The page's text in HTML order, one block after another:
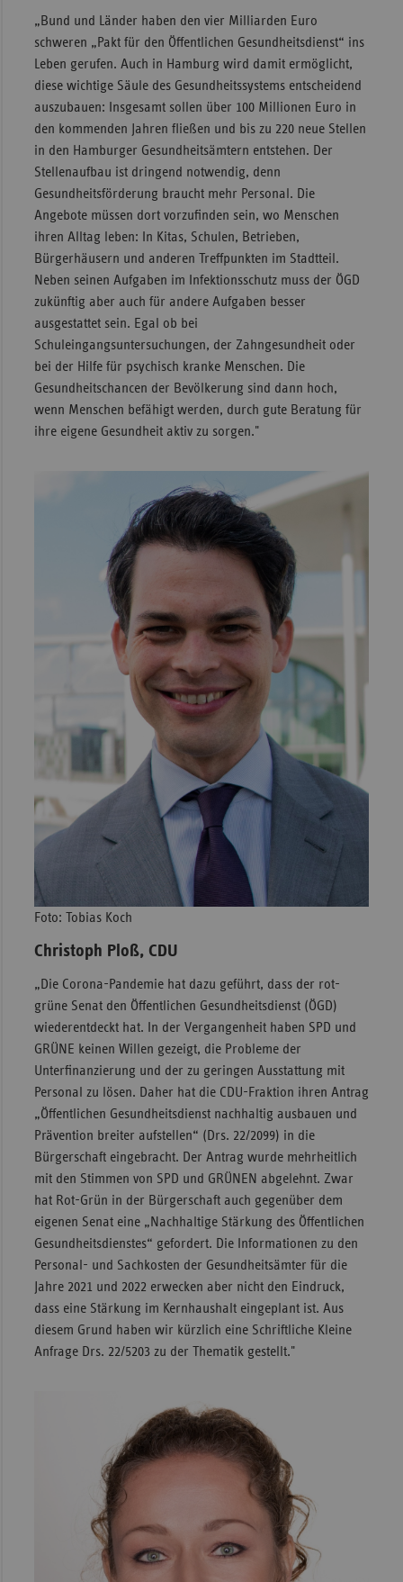
„Bund und Länder haben den vier Milliarden Euro
schweren „Pakt für den Öffentlichen Gesundheitsdienst“ ins
Leben gerufen. Auch in Hamburg wird damit ermöglicht,
diese wichtige Säule des Gesundheitssystems entscheidend
auszubauen: Insgesamt sollen über 100 Millionen Euro in
den kommenden Jahren fließen und bis zu 220 neue Stellen
in den Hamburger Gesundheitsämtern entstehen. Der
Stellenaufbau ist dringend notwendig, denn
Gesundheitsförderung braucht mehr Personal. Die
Angebote müssen dort vorzufinden sein, wo Menschen
ihren Alltag leben: In Kitas, Schulen, Betrieben,
Bürgerhäusern und anderen Treffpunkten im Stadtteil.
Neben seinen Aufgaben im Infektionsschutz muss der ÖGD
zukünftig aber auch für andere Aufgaben besser
ausgestattet sein. Egal ob bei
Schuleingangsuntersuchungen, der Zahngesundheit oder
bei der Hilfe für psychisch kranke Menschen. Die
Gesundheitschancen der Bevölkerung sind dann hoch,
wenn Menschen befähigt werden, durch gute Beratung für
ihre eigene Gesundheit aktiv zu sorgen."
Foto: Tobias Koch
Christoph Ploß, CDU
„Die Corona-Pandemie hat dazu geführt, dass der rot-
grüne Senat den Öffentlichen Gesundheitsdienst (ÖGD)
wiederentdeckt hat. In der Vergangenheit haben SPD und
GRÜNE keinen Willen gezeigt, die Probleme der
Unterfinanzierung und der zu geringen Ausstattung mit
Personal zu lösen. Daher hat die CDU-Fraktion ihren Antrag
„Öffentlichen Gesundheitsdienst nachhaltig ausbauen und
Prävention breiter aufstellen“ (Drs. 22/2099) in die
Bürgerschaft eingebracht. Der Antrag wurde mehrheitlich
mit den Stimmen von SPD und GRÜNEN abgelehnt. Zwar
hat Rot-Grün in der Bürgerschaft auch gegenüber dem
eigenen Senat eine „Nachhaltige Stärkung des Öffentlichen
Gesundheitsdienstes“ gefordert. Die Informationen zu den
Personal- und Sachkosten der Gesundheitsämter für die
Jahre 2021 und 2022 erwecken aber nicht den Eindruck,
dass eine Stärkung im Kernhaushalt eingeplant ist. Aus
diesem Grund haben wir kürzlich eine Schriftliche Kleine
Anfrage Drs. 22/5203 zu der Thematik gestellt."